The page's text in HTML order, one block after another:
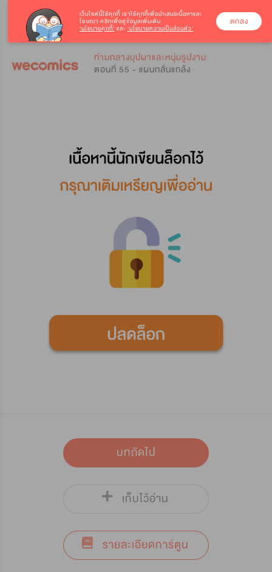
ท่ามกลางบุปผาและหนุ่มรูปงาม
ตอนที่ 55 - แผนกลั่นแกล้ง
บทถัดไป
เก็บไว้อ่าน
รายละเอียดการ์ตูน
เว็บไซต์นี้ใช้คุกกี้ เราใช้คุกกี้เพื่อนำเสนอเนื้อหาและ
โฆษณา คลิกเพื่อดูข้อมูลเพิ่มเติม
‘นโยบายคุกกี้’ และ ‘นโยบายความเป็นส่วนตัว’
ตกลง